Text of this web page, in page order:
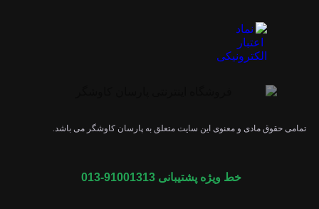
تمامی حقوق مادی و معنوی این سایت متعلق به پارسان کاوشگر می باشد.
خط ویژه پشتیبانی 91001313-013